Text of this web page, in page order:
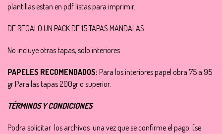
plantillas estan en pdf listas para imprimir.
DE REGALO UN PACK DE 15 TAPAS MANDALAS.
No incluye otras tapas, solo interiores
PAPELES RECOMENDADOS: Para los interiores papel obra 75 a 95
gr Para las tapas 200gr o superior.
TÉRMINOS Y CONDICIONES
Podra solicitar los archivos una vez que se confirme el pago. (se